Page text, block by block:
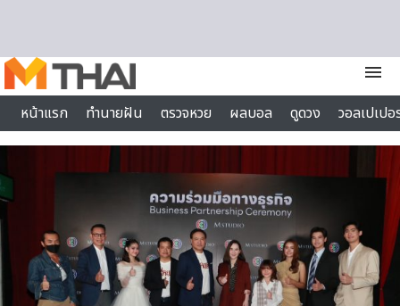
menu
หน้าแรก
ทำนายฝัน ตรวจหวย ผลบอล ดูดวง
วอลเปเป
ไลฟ์สไตล์